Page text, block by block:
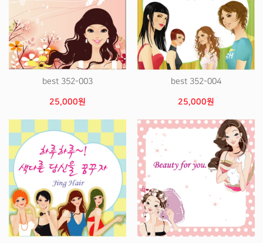
best 352-003
25,000원
best 352-004
25,000원